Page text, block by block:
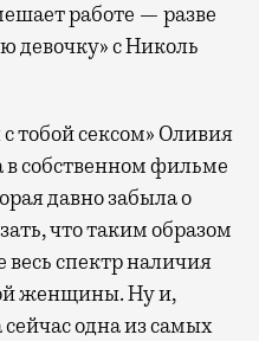
работе — разве
девочку» с Николь
тобой сексом» Оливия
в собственном фильме
давно забыла о
что таким образом
спектр наличия
женщины. Ну и,
сейчас одна из самых